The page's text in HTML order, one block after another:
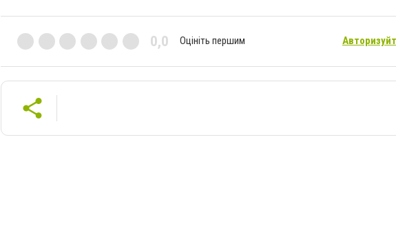
0,0 Оцініть першим